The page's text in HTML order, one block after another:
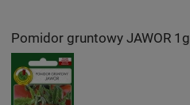
Pomidor gruntowy JAWOR 1g